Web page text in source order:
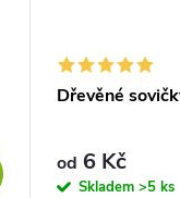
Dřevěné
od 6 Kč
Skladem >5 ks